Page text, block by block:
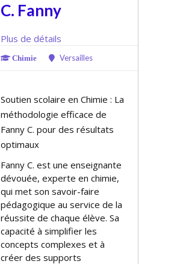
C. Fanny
Plus de détails
Chimie Versailles
Soutien scolaire en Chimie : La
méthodologie efficace de
Fanny C. pour des résultats
optimaux
Fanny C. est une enseignante
dévouée, experte en chimie,
qui met son savoir-faire
pédagogique au service de la
réussite de chaque élève. Sa
capacité à simplifier les
concepts complexes et à
créer des supports